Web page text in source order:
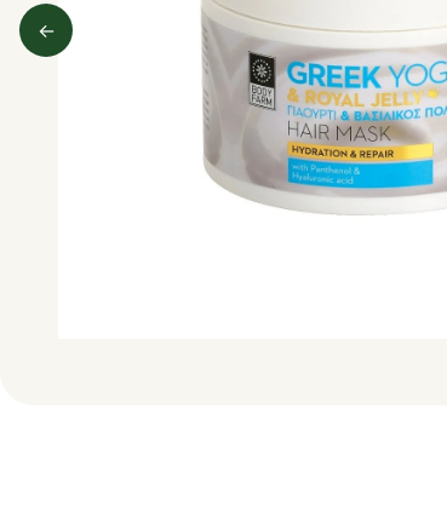
←
Predchádzajúci obrázok